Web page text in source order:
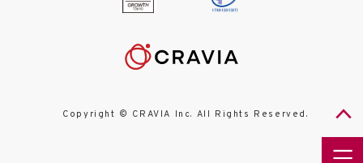
Copyright © CRAVIA Inc. All Rights Reserved.